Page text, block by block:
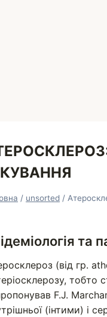
/ unsorted /
та
(від гр.
тобто
F.J.
(інтими) і